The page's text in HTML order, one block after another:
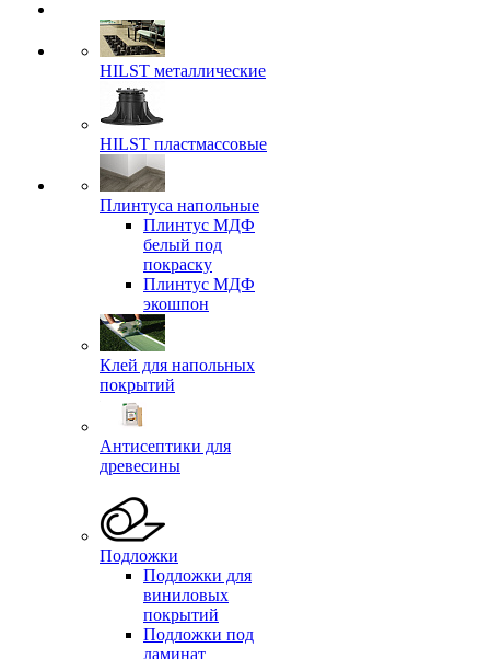
HILST металлические
HILST пластмассовые
Плинтуса напольные
Плинтус МДФ
белый под
покраску
Плинтус МДФ
экошпон
Клей для напольных
покрытий
Антисептики для
древесины
Подложки
Подложки для
виниловых
покрытий
Подложки под
ламинат